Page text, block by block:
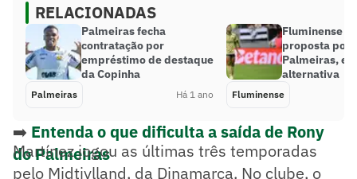
RELACIONADAS
Palmeiras fecha
contratação por
empréstimo de destaque
da Copinha
Palmeiras Há 1 ano
Fluminense
proposta por
Palmeiras, e
alternativa
Fluminense
➡️ Entenda o que dificulta a saída de Rony
do Palmeiras
Martínez jogou as últimas três temporadas
pelo Midtjylland, da Dinamarca. No clube, o